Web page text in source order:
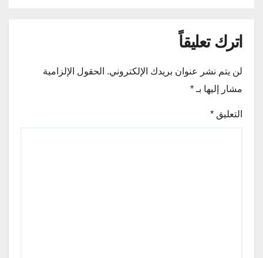
اترك تعليقاً
لن يتم نشر عنوان بريدك الإلكتروني. الحقول الإلزامية
مشار إليها بـ *
التعليق *